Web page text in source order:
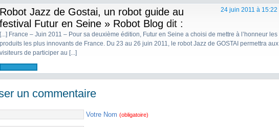
Robot Jazz de Gostai, un robot guide au
festival Futur en Seine » Robot Blog dit :
24 juin 2011 à 15:22
[...] France – Juin 2011 – Pour sa deuxième édition, Futur en Seine a choisi de mettre à l’honneur les
produits les plus innovants de France. Du 23 au 26 juin 2011, le robot Jazz de GOSTAI permettra aux
visiteurs de participer au [...]
un commentaire
Votre Nom (obligatoire)